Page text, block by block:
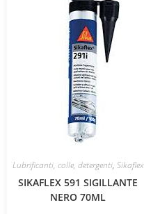
Lubrificanti, colle, detergenti, Sikaflex
SIKAFLEX 591 SIGILLANTE
NERO 70ML